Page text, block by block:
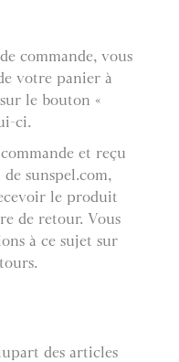
commande, vous
votre panier à
le bouton «
ci.
et reçu
sunspel.com,
le produit
de retour. Vous
à ce sujet sur
des articles